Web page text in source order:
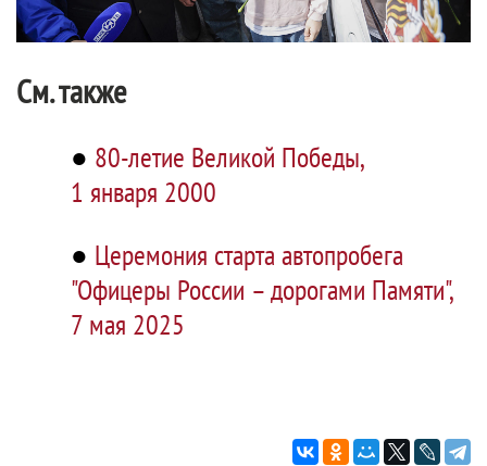
См. также
● 80-летие Великой Победы,
1 января 2000
● Церемония старта автопробега
"Офицеры России – дорогами Памяти",
7 мая 2025